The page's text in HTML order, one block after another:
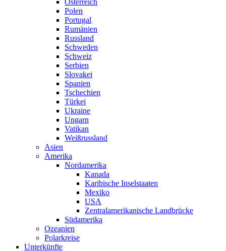
Österreich
Polen
Portugal
Rumänien
Russland
Schweden
Schweiz
Serbien
Slovakei
Spanien
Tschechien
Türkei
Ukraine
Ungarn
Vatikan
Weißrussland
Asien
Amerika
Nordamerika
Kanada
Karibische Inselstaaten
Mexiko
USA
Zentralamerikanische Landbrücke
Südamerika
Ozeanien
Polarkreise
Unterkünfte